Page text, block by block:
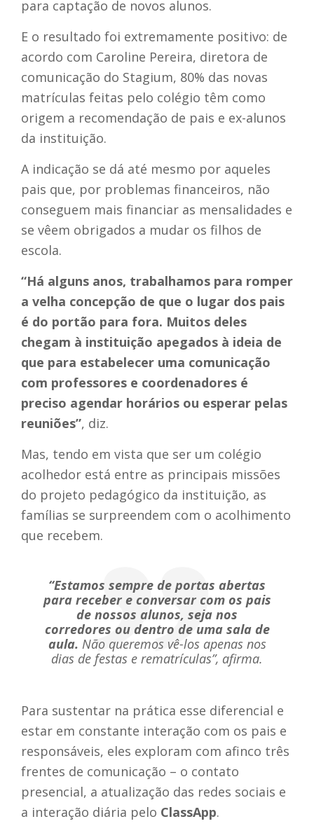
para captação de novos alunos.
E o resultado foi extremamente positivo: de
acordo com Caroline Pereira, diretora de
comunicação do Stagium, 80% das novas
matrículas feitas pelo colégio têm como
origem a recomendação de pais e ex-alunos
da instituição.
A indicação se dá até mesmo por aqueles
pais que, por problemas financeiros, não
conseguem mais financiar as mensalidades e
se vêem obrigados a mudar os filhos de
escola.
“Há alguns anos, trabalhamos para romper
a velha concepção de que o lugar dos pais
é do portão para fora. Muitos deles
chegam à instituição apegados à ideia de
que para estabelecer uma comunicação
com professores e coordenadores é
preciso agendar horários ou esperar pelas
reuniões”, diz.
Mas, tendo em vista que ser um colégio
acolhedor está entre as principais missões
do projeto pedagógico da instituição, as
famílias se surpreendem com o acolhimento
que recebem.
“Estamos sempre de portas abertas
para receber e conversar com os pais
de nossos alunos, seja nos
corredores ou dentro de uma sala de
aula. Não queremos vê-los apenas nos
dias de festas e rematrículas”, afirma.
Para sustentar na prática esse diferencial e
estar em constante interação com os pais e
responsáveis, eles exploram com afinco três
frentes de comunicação – o contato
presencial, a atualização das redes sociais e
a interação diária pelo ClassApp.